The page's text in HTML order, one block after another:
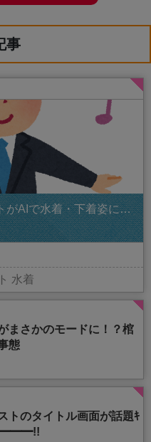
事
がAIで水着・下着姿に…
水着
まさかのモードに！？棺
態
トのタイトル画面が話題ｷ